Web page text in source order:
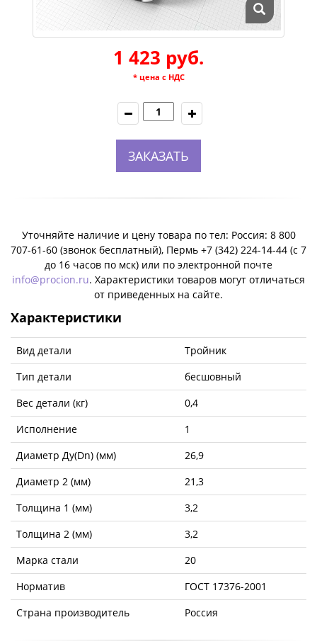
1 423 руб.
* цена с НДС
ЗАКАЗАТЬ
Уточняйте наличие и цену товара по тел: Россия: 8 800
707-61-60 (звонок бесплатный), Пермь +7 (342) 224-14-44 (c 7
до 16 часов по мск) или по электронной почте
info@procion.ru. Характеристики товаров могут отличаться
от приведенных на сайте.
Характеристики
Вид детали
Тройник
Тип детали
бесшовный
Вес детали (кг)
0,4
Исполнение
1
Диаметр Ду(Dn) (мм)
26,9
Диаметр 2 (мм)
21,3
Толщина 1 (мм)
3,2
Толщина 2 (мм)
3,2
Марка стали
20
Норматив
ГОСТ 17376-2001
Страна производитель
Россия